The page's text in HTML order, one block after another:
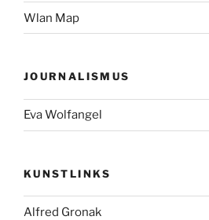
Wlan Map
JOURNALISMUS
Eva Wolfangel
KUNSTLINKS
Alfred Gronak